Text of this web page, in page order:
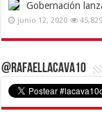
Gobernación
junio 12, 2020 45,829
@RafaelLacava10